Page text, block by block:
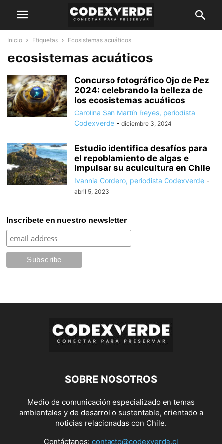
Inicio Etiquetas Ecosistemas acuáticos
ecosistemas acuáticos
Concurso fotográfico Ojo de Pez
2024: celebrando la belleza de
los ecosistemas acuáticos
Carolina San Martín Reyes, periodista
Codexverde - diciembre 3, 2024
Estudio identifica desafíos para
el repoblamiento de algas e
impulsar su acuicultura en Chile
Ivannia Cordero, periodista Codexverde -
abril 5, 2023
Inscríbete en nuestro newsletter
SOBRE NOSOTROS
Medio de comunicación especializado en temas
ambientales y de desarrollo sustentable, orientado a
noticias relacionadas con Chile.
Contáctanos: contacto@codexverde.cl